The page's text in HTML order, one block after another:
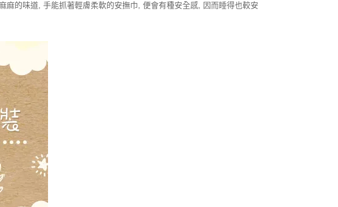
的味道, 手能抓著輕膚柔軟的安撫巾, 便會有種安全感, 因而睡得也較安